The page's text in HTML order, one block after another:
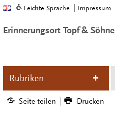
Leichte Sprache Impressum
Erinnerungsort Topf & Söhne
Rubriken
Seite teilen Drucken